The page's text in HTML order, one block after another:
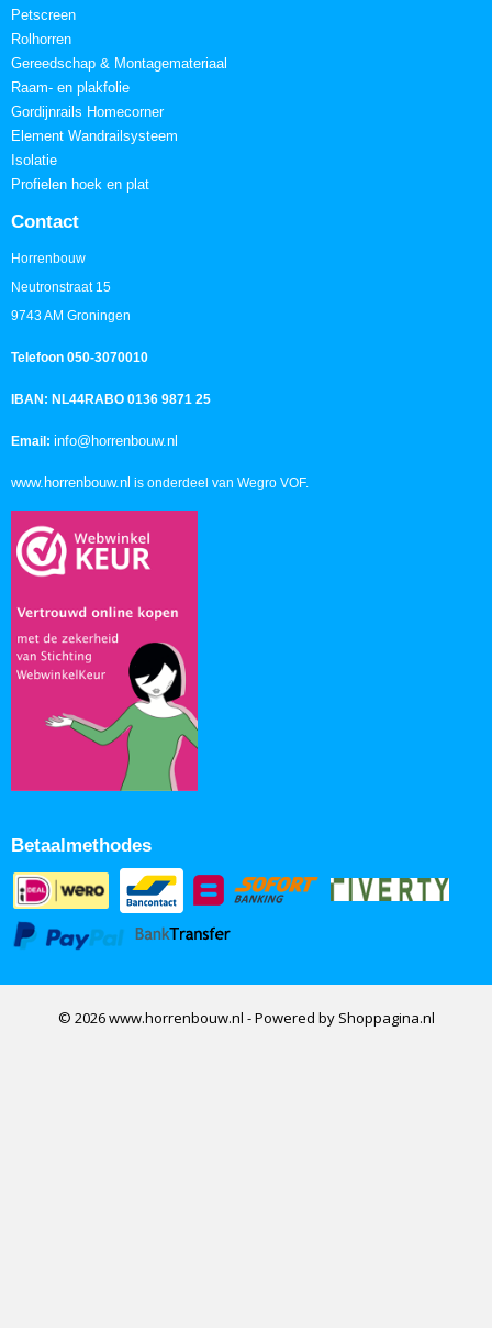
Petscreen
Rolhorren
Gereedschap & Montagemateriaal
Raam- en plakfolie
Gordijnrails Homecorner
Element Wandrailsysteem
Isolatie
Profielen hoek en plat
Contact
Horrenbouw
Neutronstraat 15
9743 AM Groningen
Telefoon 050-3070010
IBAN: NL44RABO 0136 9871 25
Email: info@horrenbouw.nl
www.horrenbouw.nl is onderdeel van Wegro VOF.
Betaalmethodes
© 2026 www.horrenbouw.nl - Powered by Shoppagina.nl